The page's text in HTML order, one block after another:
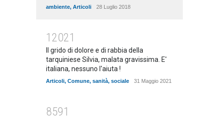
ambiente, Articoli 28 Luglio 2018
12021
Il grido di dolore e di rabbia della
tarquiniese Silvia, malata gravissima. E'
italiana, nessuno l'aiuta !
Articoli, Comune, sanità, sociale 31 Maggio 2021
8591